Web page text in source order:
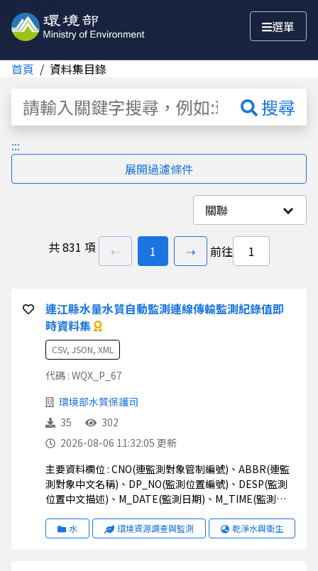
選單
首頁 資料集目錄
資料集 搜尋
:::
展開過濾條件
關聯
共831 項 ⇠上一頁前往
1 ⇢下一頁
前往
連江縣水量水質自動監測連線傳輸監測紀錄值即
時資料集
CSV, JSON, XML
代碼 : WQX_P_67
環境部水質保護司
35
302
2026-08-06 11:32:05 更新
主要資料欄位 : CNO(連監測對象管制編號)、ABBR(連監
測對象中文名稱)、DP_NO(監測位置編號)、DESP(監測
位置中文描述)、M_DATE(監測日期)、M_TIME(監測時
位)、STD1(排放標準一)、STD2(排放標準二)、
水 環境資源調查與監測 乾淨水與衛生